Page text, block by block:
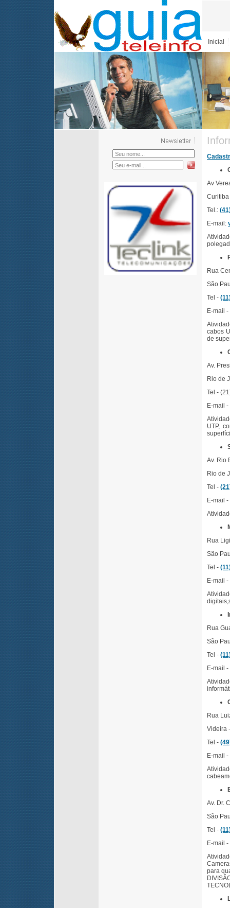
Inicial
Av
Curitiba
Tel.:
E-mail:
Rua
São
Tel -
E-mail -
cabos
de
Av.
Rio de
Tel -
E-mail
UTP,
Av. Rio
Rio de
Tel -
E-mail -
Rua
São
Tel -
E-mail -
Rua
São
Tel -
E-mail -
Rua
Videira
Tel -
E-mail -
Av. Dr.
São
Tel -
E-mail -
para